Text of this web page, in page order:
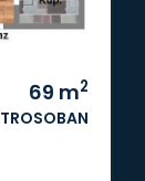
69 m2
TROSOBAN